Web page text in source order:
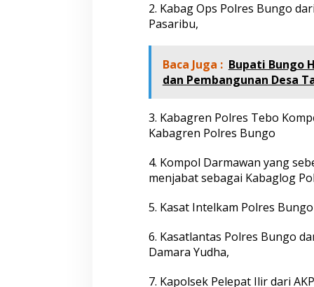
,
i
k
u
a
f
a
N
m
d
2. Kabag Ops Polres Bungo
Pasaribu,
Baca Juga : Bupati Bungo
dan Pembangunan Desa
3. Kabagren Polres Tebo
Kabagren Polres Bungo
4. Kompol Darmawan yang
menjabat sebagai Kabaglog
5. Kasat Intelkam Polres
6. Kasatlantas Polres Bungo
Damara Yudha,
7. Kapolsek Pelepat Ilir dari